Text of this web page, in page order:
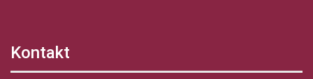
Kontakt